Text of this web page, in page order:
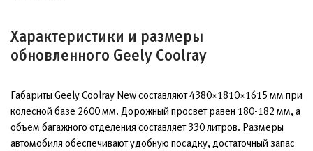
Характеристики и размеры
обновленного Geely Coolray
Габариты Geely Coolray New составляют 4380×1810×1615 мм при
колесной базе 2600 мм. Дорожный просвет равен 180-182 мм, а
объем багажного отделения составляет 330 литров. Размеры
автомобиля обеспечивают удобную посадку, достаточный запас